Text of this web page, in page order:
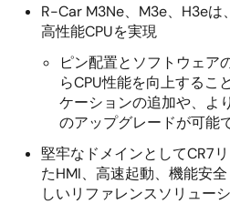
R-Car M3Ne、M3e、H3eは
高性能CPUを実現
ピン配置とソフトウェア
らCPU性能を向上するこ
ケーションの追加や、よ
のアップグレードが可能
堅牢なドメインとしてCR7
たHMI、高速起動、機能安
しいリファレンスソリュー